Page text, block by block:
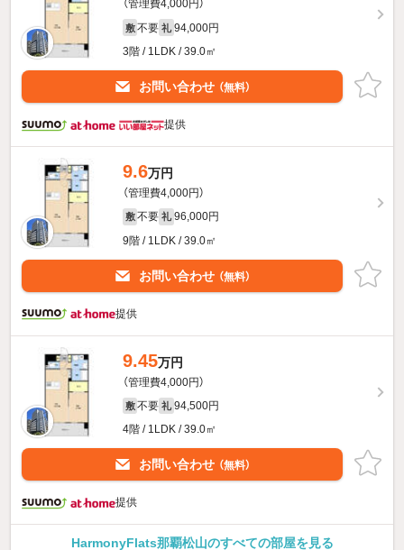
（管理費4,000円）
敷 不要 礼 94,000円
3階 / 1LDK / 39.0㎡
お問い合わせ （無料）
提供
9.6万円
（管理費4,000円）
敷 不要 礼 96,000円
9階 / 1LDK / 39.0㎡
お問い合わせ （無料）
提供
9.45万円
（管理費4,000円）
敷 不要 礼 94,500円
4階 / 1LDK / 39.0㎡
お問い合わせ （無料）
提供
HarmonyFlats那覇松山のすべての部屋を見る